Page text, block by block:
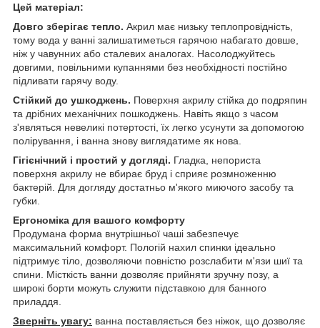
Цей матеріал:
Довго зберігає тепло. Акрил має низьку теплопровідність,
тому вода у ванні залишатиметься гарячою набагато довше,
ніж у чавунних або сталевих аналогах. Насолоджуйтесь
довгими, повільними купаннями без необхідності постійно
підливати гарячу воду.
Стійкий до ушкоджень. Поверхня акрилу стійка до подряпин
та дрібних механічних пошкоджень. Навіть якщо з часом
з'являться невеликі потертості, їх легко усунути за допомогою
полірування, і ванна знову виглядатиме як нова.
Гігієнічний і простий у догляді. Гладка, непориста
поверхня акрилу не вбирає бруд і сприяє розмноженню
бактерій. Для догляду достатньо м'якого миючого засобу та
губки.
Ергономіка для вашого комфорту
Продумана форма внутрішньої чаші забезпечує
максимальний комфорт. Пологій нахил спинки ідеально
підтримує тіло, дозволяючи повністю розслабити м'язи шиї та
спини. Місткість ванни дозволяє прийняти зручну позу, а
широкі борти можуть служити підставкою для банного
приладдя.
Зверніть увагу: ванна поставляється без ніжок, що дозволяє